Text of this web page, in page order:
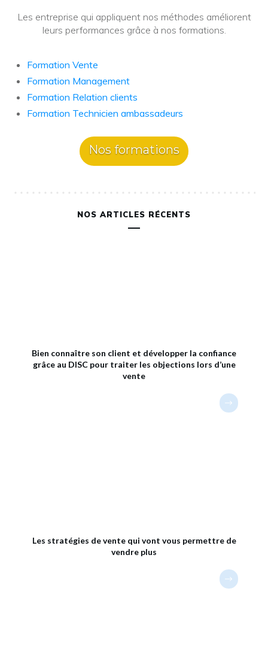
Les entreprise qui appliquent nos méthodes améliorent
leurs performances grâce à nos formations.
Formation Vente
Formation Management
Formation Relation clients
Formation Technicien ambassadeurs
Nos formations
NOS ARTICLES RÉCENTS
Bien connaître son client et développer la confiance
grâce au DISC pour traiter les objections lors d’une
vente
Les stratégies de vente qui vont vous permettre de
vendre plus